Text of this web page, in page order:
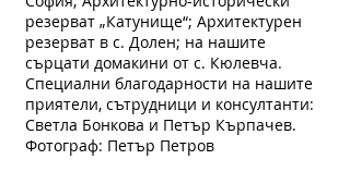
резерват „Катунище“; Архитектурен
резерват в с. Долен; на нашите
сърцати домакини от с. Кюлевча.
Специални благодарности на нашите
приятели, сътрудници и консултанти:
Светла Бонкова и Петър Кърпачев.
Фотограф: Петър Петров